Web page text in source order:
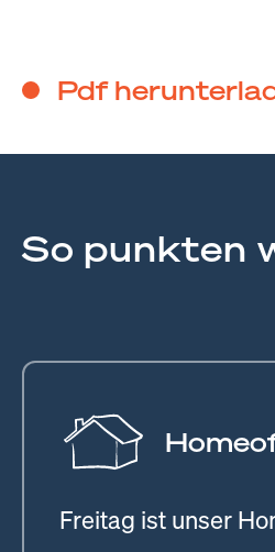
Pdf
So punkten
Freitag ist unser